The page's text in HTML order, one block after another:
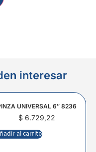
interesar
UNIVERSAL 6″ 8236
$6.729,22
al carrito